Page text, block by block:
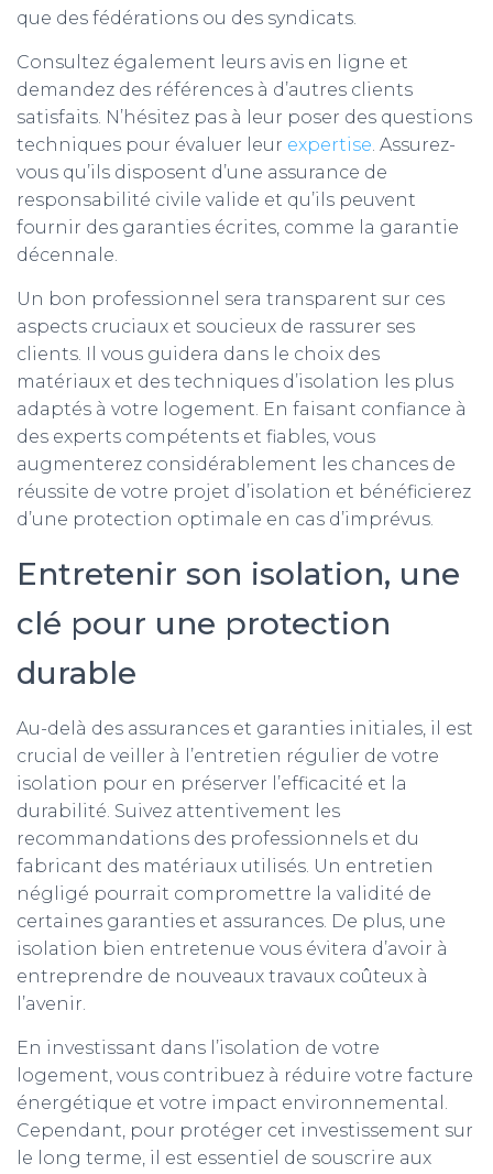
que des fédérations ou des syndicats.
Consultez également leurs avis en ligne et
demandez des références à d’autres clients
satisfaits. N’hésitez pas à leur poser des questions
techniques pour évaluer leur expertise. Assurez-
vous qu’ils disposent d’une assurance de
responsabilité civile valide et qu’ils peuvent
fournir des garanties écrites, comme la garantie
décennale.
Un bon professionnel sera transparent sur ces
aspects cruciaux et soucieux de rassurer ses
clients. Il vous guidera dans le choix des
matériaux et des techniques d’isolation les plus
adaptés à votre logement. En faisant confiance à
des experts compétents et fiables, vous
augmenterez considérablement les chances de
réussite de votre projet d’isolation et bénéficierez
d’une protection optimale en cas d’imprévus.
Entretenir son isolation, une
clé pour une protection
durable
Au-delà des assurances et garanties initiales, il est
crucial de veiller à l’entretien régulier de votre
isolation pour en préserver l’efficacité et la
durabilité. Suivez attentivement les
recommandations des professionnels et du
fabricant des matériaux utilisés. Un entretien
négligé pourrait compromettre la validité de
certaines garanties et assurances. De plus, une
isolation bien entretenue vous évitera d’avoir à
entreprendre de nouveaux travaux coûteux à
l’avenir.
En investissant dans l’isolation de votre
logement, vous contribuez à réduire votre facture
énergétique et votre impact environnemental.
Cependant, pour protéger cet investissement sur
le long terme, il est essentiel de souscrire aux